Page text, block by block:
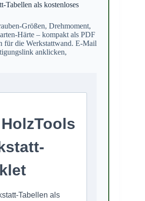
Tabellen als kostenloses
Größen, Drehmoment,
Härte – kompakt als PDF
für die Werkstattwand. E-Mail
anklicken,